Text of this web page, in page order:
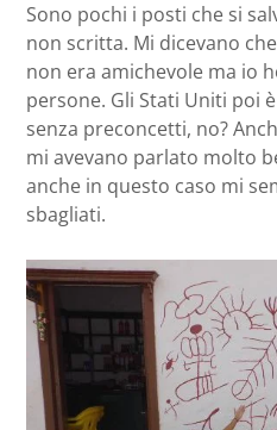
Sono pochi i posti che si
non scritta. Mi dicevano
non era amichevole ma io
persone. Gli Stati Uniti poi
senza preconcetti, no?
mi avevano parlato molto
anche in questo caso mi
sbagliati.